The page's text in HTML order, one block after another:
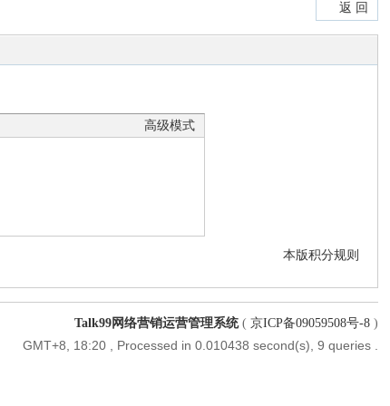
返 回
高级模式
本版积分规则
Talk99网络营销运营管理系统( 京ICP备09059508号-8)
GMT+8, 18:20, Processed in 0.010438 second(s), 9 queries .